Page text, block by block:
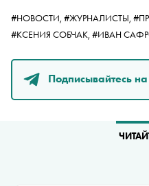
#НОВОСТИ, #ЖУРНАЛИСТЫ,
#КСЕНИЯ СОБЧАК, #ИВАН
Подписывайтесь